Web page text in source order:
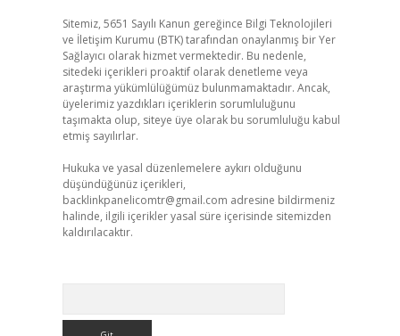
Sitemiz, 5651 Sayılı Kanun gereğince Bilgi Teknolojileri
ve İletişim Kurumu (BTK) tarafından onaylanmış bir Yer
Sağlayıcı olarak hizmet vermektedir. Bu nedenle,
sitedeki içerikleri proaktif olarak denetleme veya
araştırma yükümlülüğümüz bulunmamaktadır. Ancak,
üyelerimiz yazdıkları içeriklerin sorumluluğunu
taşımakta olup, siteye üye olarak bu sorumluluğu kabul
etmiş sayılırlar.
Hukuka ve yasal düzenlemelere aykırı olduğunu
düşündüğünüz içerikleri,
backlinkpanelicomtr@gmail.com adresine bildirmeniz
halinde, ilgili içerikler yasal süre içerisinde sitemizden
kaldırılacaktır.